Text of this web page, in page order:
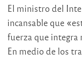
El ministro del
incansable que
fuerza que integra
En medio de los